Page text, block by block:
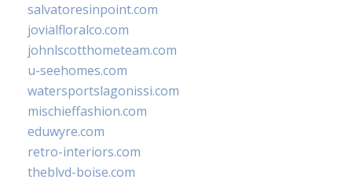
salvatoresinpoint.com
jovialfloralco.com
johnlscotthometeam.com
u-seehomes.com
watersportslagonissi.com
mischieffashion.com
eduwyre.com
retro-interiors.com
theblvd-boise.com